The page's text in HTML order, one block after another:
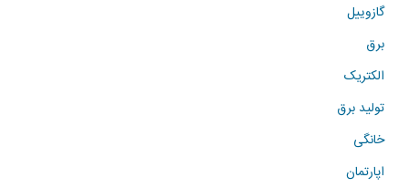
گازوییل
برق
الکتریک
تولید برق
خانگی
اپارتمان